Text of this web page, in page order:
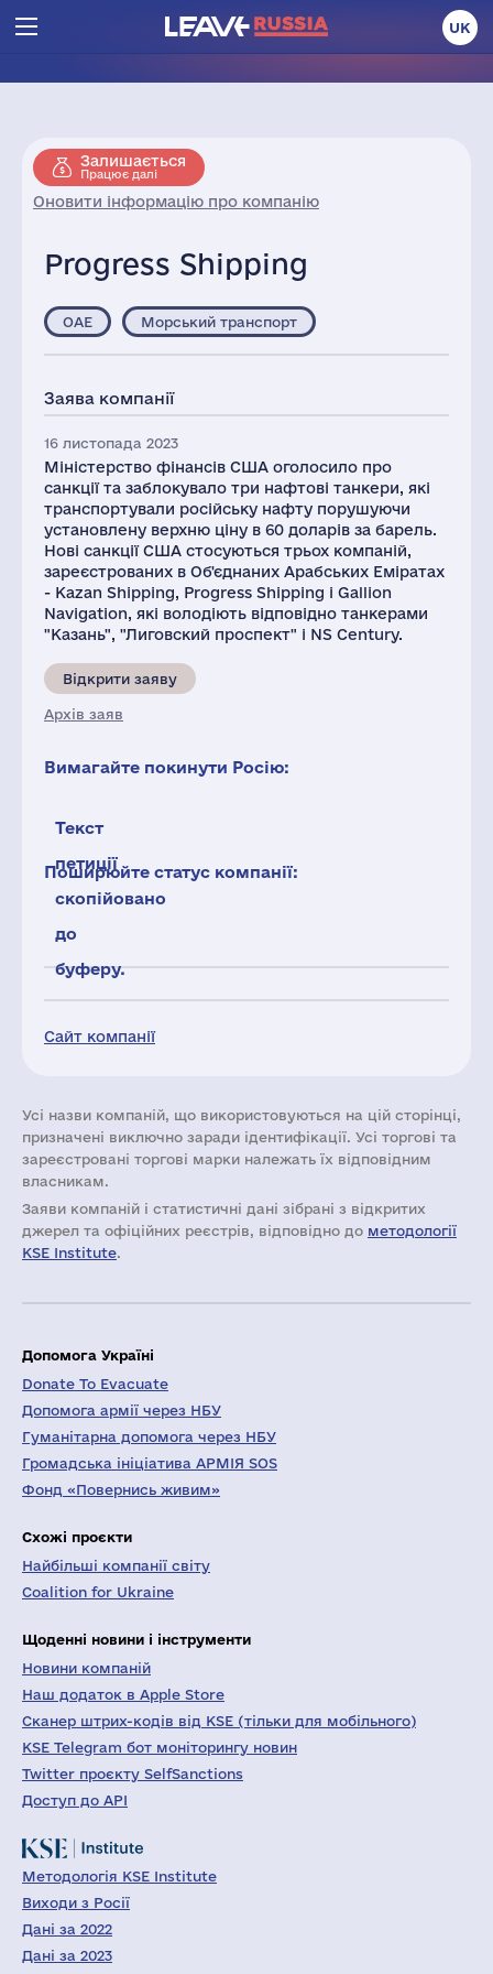
UK
Залишається
Працює далі
Оновити інформацію про компанію
Progress Shipping
Сайт компанії
ОАЕ Морський транспорт
Заява компанії
16 листопада 2023
Міністерство фінансів США оголосило про
санкції та заблокувало три нафтові танкери, які
транспортували російську нафту порушуючи
установлену верхню ціну в 60 доларів за барель.
Нові санкції США стосуються трьох компаній,
зареєстрованих в Об'єднаних Арабських Еміратах
- Kazan Shipping, Progress Shipping і Gallion
Navigation, які володіють відповідно танкерами
"Казань", "Лиговский проспект" і NS Century.
Відкрити заяву
Архів заяв
Вимагайте покинути Росію:
Текст
петиції
скопійовано
до
буферу.
Поширюйте статус компанії:
Усі назви компаній, що використовуються на цій сторінці,
призначені виключно заради ідентифікації. Усі торгові та
зареєстровані торгові марки належать їх відповідним
власникам.
Заяви компаній i статистичні дані зібрані з відкритих
джерел та офіційних реєстрів, відповідно до методології
KSE Institute.
Допомога Україні
Donate To Evacuate
Допомога армії через НБУ
Гуманітарна допомога через НБУ
Громадська ініціатива АРМІЯ SOS
Фонд «Повернись живим»
Схожі проєкти
Найбільші компанії світу
Coalition for Ukraine
Щоденні новини і інструменти
Новини компаній
Наш додаток в Apple Store
Сканер штрих-кодів від KSE (тільки для мобільного)
KSE Telegram бот моніторингу новин
Twitter проєкту SelfSanctions
Доступ до API
Методологія KSE Institute
Виходи з Росії
Дані за 2022
Дані за 2023